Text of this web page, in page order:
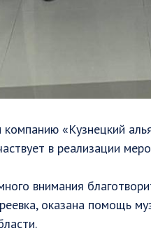
«Кузнецкий
в реализации
внимания
оказана помощь